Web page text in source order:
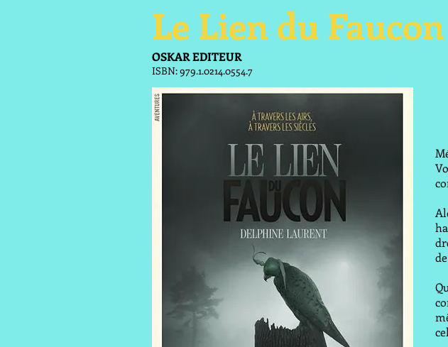
Le Lien du Faucon
OSKAR EDITEUR
ISBN: 979.1.0214.0554.7